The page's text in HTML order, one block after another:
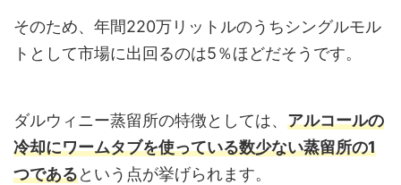
そのため、年間220万リットルのうちシングルモル
トとして市場に出回るのは5％ほどだそうです。
ダルウィニー蒸留所の特徴としては、 アルコールの
冷却にワームタブを使っている数少ない蒸留所の1
つであるという点が挙げられます。